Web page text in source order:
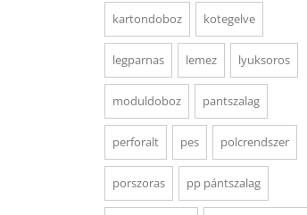
kartondoboz kotegelve
legparnas lemez lyuksoros
moduldoboz pantszalag
perforalt pes polcrendszer
porszoras pp pántszalag